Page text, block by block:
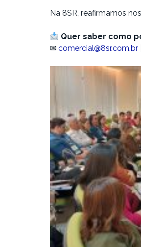
Na 8SR, reafirmamos
Quer saber como
✉ comercial@8sr.com.br